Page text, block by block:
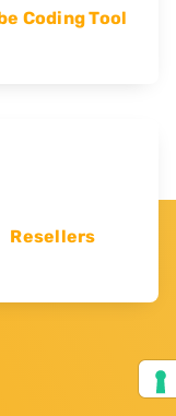
Coding Tool
Resellers